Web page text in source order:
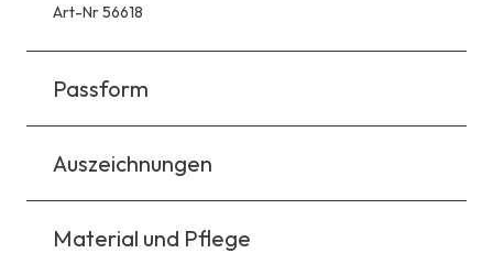
Art-Nr 56618
Passform
Auszeichnungen
Material und Pflege